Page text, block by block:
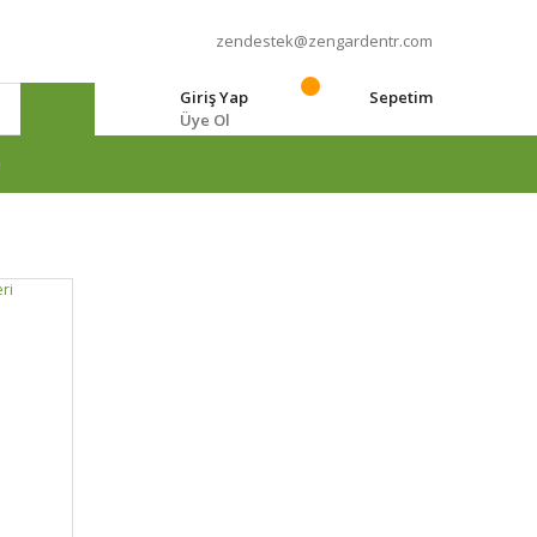
zendestek@zengardentr.com
Giriş Yap
Üye Ol
Sepetim